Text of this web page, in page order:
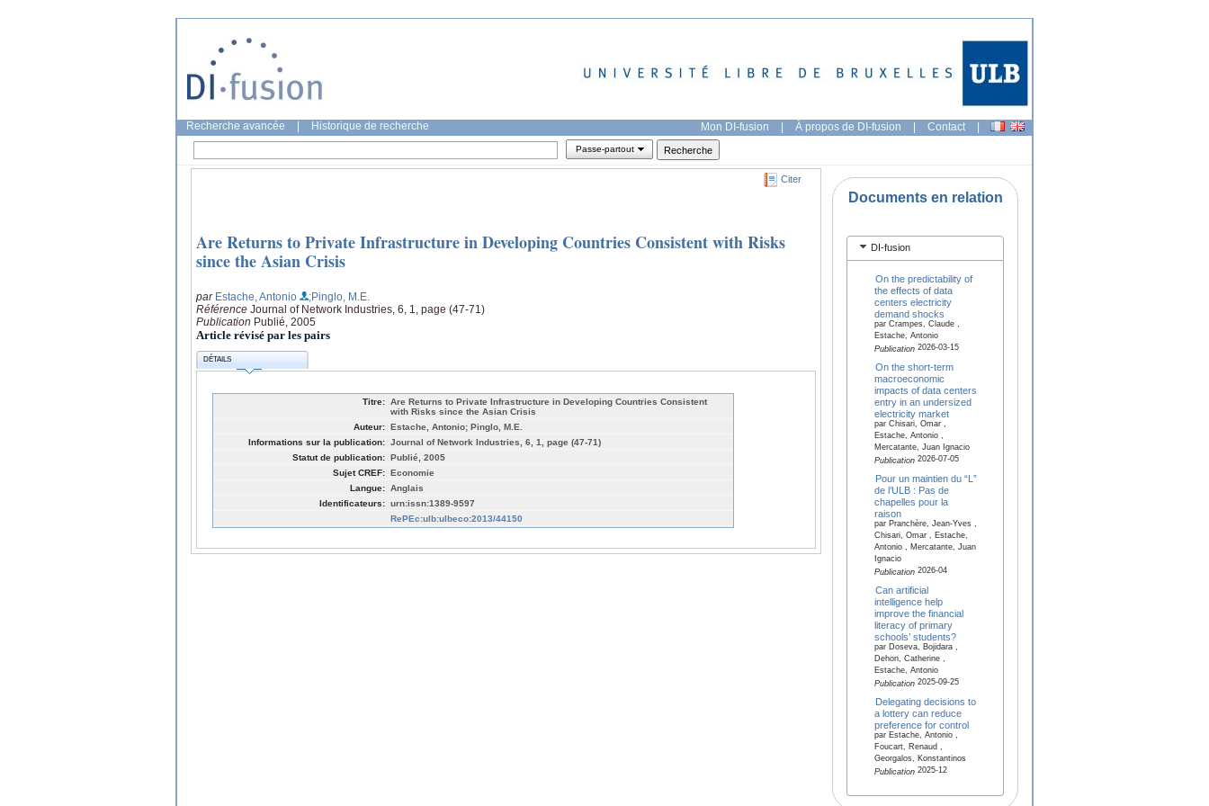
Recherche avancée Historique de recherche Mon DI-fusion | À propos de DI-fusion | Contact |
Passe-partout
Citer
Are Returns to Private Infrastructure in Developing Countries Consistent with Risks
since the Asian Crisis
par Estache, Antonio
;Pinglo, M.E.
Référence Journal of Network Industries, 6, 1, page (47-71)
Publication Publié, 2005
Article révisé par les pairs
DÉTAILS
Titre: Are Returns to Private Infrastructure in Developing Countries Consistent
with Risks since the Asian Crisis
Auteur: Estache, Antonio; Pinglo, M.E.
Informations sur la publication: Journal of Network Industries, 6, 1, page (47-71)
Statut de publication: Publié, 2005
Sujet CREF: Economie
Langue: Anglais
Identificateurs: urn:issn:1389-9597
RePEc:ulb:ulbeco:2013/44150
Documents en relation
DI-fusion
On the predictability of
the effects of data
centers electricity
demand shocks
par Crampes, Claude ,
Estache, Antonio
Publication2026-03-15
On the short-term
macroeconomic
impacts of data centers
entry in an undersized
electricity market
par Chisari, Omar ,
Estache, Antonio ,
Mercatante, Juan Ignacio
Publication2026-07-05
Pour un maintien du “L”
de l’ULB : Pas de
chapelles pour la
raison
par Pranchère, Jean-Yves ,
Chisari, Omar , Estache,
Antonio , Mercatante, Juan
Ignacio
Publication2026-04
Can artificial
intelligence help
improve the financial
literacy of primary
schools’ students?
par Doseva, Bojidara ,
Dehon, Catherine ,
Estache, Antonio
Publication2025-09-25
Delegating decisions to
a lottery can reduce
preference for control
par Estache, Antonio ,
Foucart, Renaud ,
Georgalos, Konstantinos
Publication2025-12